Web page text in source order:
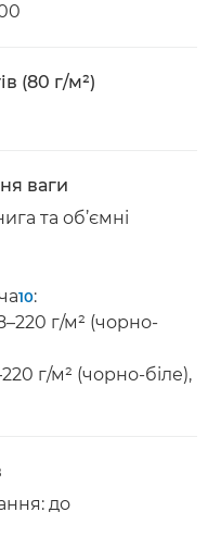
(80 г/м²)
ваги
та об’ємні
10:
г/м² (чорно-
г/м² (чорно-біле),
до